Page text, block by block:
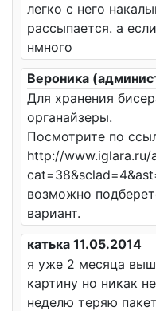
легко с него
рассыпается. а
нмного
Вероника
Для хранения
органайзеры.
Посмотрите по
http://www.iglara.ru/
возможно
вариант.
катька 11.05.2014
я уже 2 месяца
картину но никак
неделю теряю